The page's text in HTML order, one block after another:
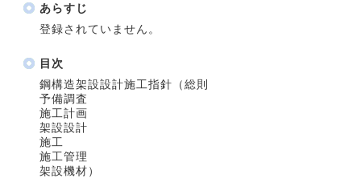
あらすじ
登録されていません。
目次
鋼構造架設設計施工指針（総則
予備調査
施工計画
架設設計
施工
施工管理
架設機材）